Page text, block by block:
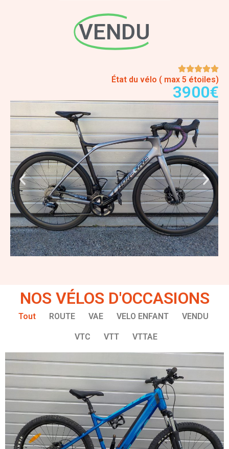
VENDU
État du vélo ( max 5 étoiles)
3900€
NOS VÉLOS D'OCCASIONS
Tout ROUTE VAE VELO ENFANT VENDU
VTC VTT VTTAE